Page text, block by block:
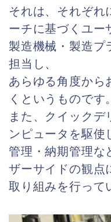
それは、それぞれ
ーチに基づくユー
製造機械・製造プ
担当し、
あらゆる角度から
くというものです。
また、クイックデ
ンピュータを駆使
管理・納期管理な
ザーサイドの観点
取り組みを行って